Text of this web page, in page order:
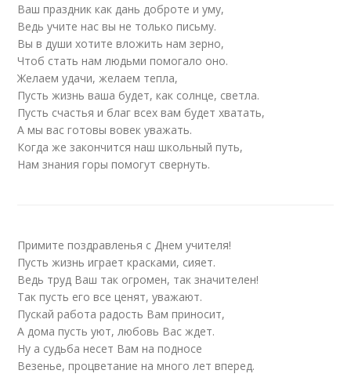
Ваш праздник как дань доброте и уму,
Ведь учите нас вы не только письму.
Вы в души хотите вложить нам зерно,
Чтоб стать нам людьми помогало оно.
Желаем удачи, желаем тепла,
Пусть жизнь ваша будет, как солнце, светла.
Пусть счастья и благ всех вам будет хватать,
А мы вас готовы вовек уважать.
Когда же закончится наш школьный путь,
Нам знания горы помогут свернуть.
Примите поздравленья с Днем учителя!
Пусть жизнь играет красками, сияет.
Ведь труд Ваш так огромен, так значителен!
Так пусть его все ценят, уважают.
Пускай работа радость Вам приносит,
А дома пусть уют, любовь Вас ждет.
Ну а судьба несет Вам на подносе
Везенье, процветание на много лет вперед.